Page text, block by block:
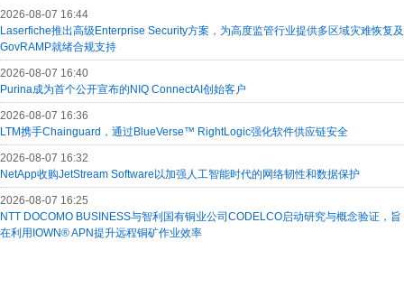
2026-08-07 16:44
Laserfiche推出高级Enterprise Security方案，为高度监管行业提供多区域灾难恢复及
GovRAMP就绪合规支持
2026-08-07 16:40
Purina成为首个公开宣布的NIQ ConnectAI创始客户
2026-08-07 16:36
LTM携手Chainguard，通过BlueVerse™ RightLogic强化软件供应链安全
2026-08-07 16:32
NetApp收购JetStream Software以加强人工智能时代的网络韧性和数据保护
2026-08-07 16:25
NTT DOCOMO BUSINESS与智利国有铜业公司CODELCO启动研究与概念验证，旨
在利用IOWN® APN提升远程铜矿作业效率